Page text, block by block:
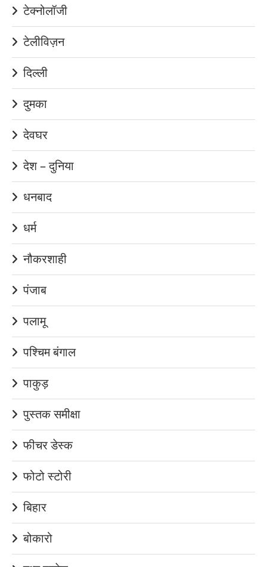
टेक्नोलॉजी
टेलीविज़न
दिल्ली
दुमका
देवघर
देश – दुनिया
धनबाद
धर्म
नौकरशाही
पंजाब
पलामू
पश्चिम बंगाल
पाकुड़
पुस्तक समीक्षा
फीचर डेस्क
फोटो स्टोरी
बिहार
बोकारो